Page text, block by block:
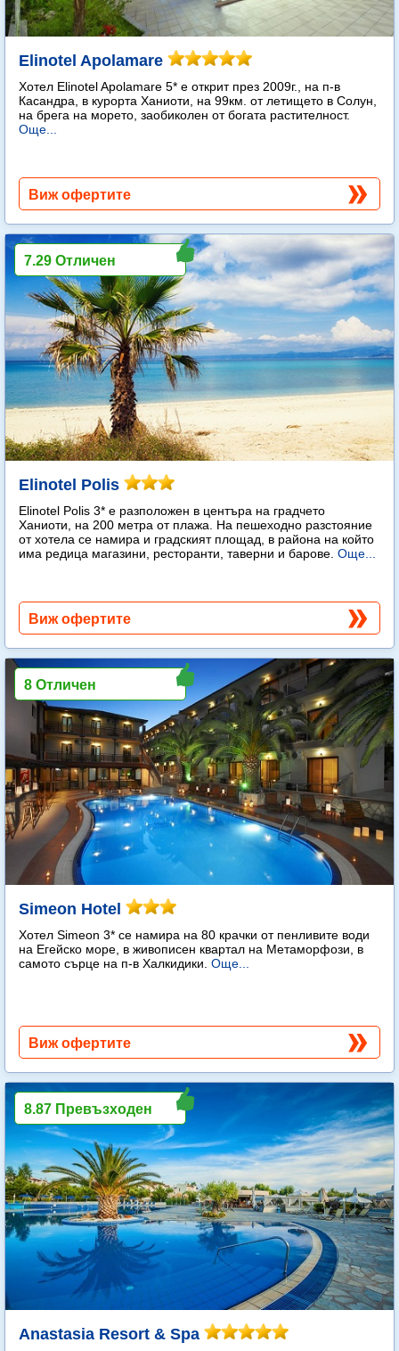
Elinotel Apolamare
Хотел Elinotel Apolamare 5* е открит през 2009г., на п-в
Касандра, в курорта Ханиоти, на 99км. от летището в Солун,
на брега на морето, заобиколен от богата растителност.
Още...
Виж офертите
Elinotel Polis
Elinotel Polis 3* е разположен в центъра на градчето
Ханиоти, на 200 метра от плажа. На пешеходно разстояние
от хотела се намира и градският площад, в района на който
има редица магазини, ресторанти, таверни и барове. Още...
7.29 Отличен
Виж офертите
Simeon Hotel
Хотел Simeon 3* се намира на 80 крачки от пенливите води
на Егейско море, в живописен квартал на Метаморфози, в
самото сърце на п-в Халкидики. Още...
8 Отличен
Виж офертите
Anastasia Resort & Spa
8.87 Превъзходен